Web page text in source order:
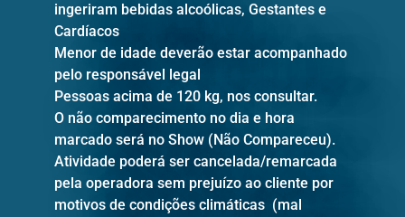
ingeriram bebidas alcoólicas, Gestantes e
Cardíacos
Menor de idade deverão estar acompanhado
pelo responsável legal
Pessoas acima de 120 kg, nos consultar.
O não comparecimento no dia e hora
marcado será no Show (Não Compareceu).
Atividade poderá ser cancelada/remarcada
pela operadora sem prejuízo ao cliente por
motivos de condições climáticas (mal